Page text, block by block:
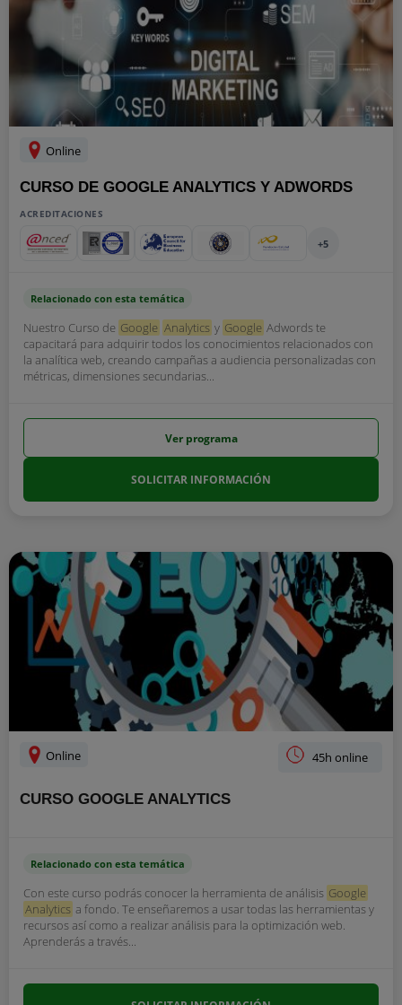
Online
CURSO DE GOOGLE ANALYTICS Y ADWORDS
ACREDITACIONES
+5
Relacionado con esta temática
Nuestro Curso de Google Analytics y Google Adwords te
capacitará para adquirir todos los conocimientos relacionados con
la analítica web, creando campañas a audiencia personalizadas con
métricas, dimensiones secundarias...
Ver programa
SOLICITAR INFORMACIÓN
Online 45h online
CURSO GOOGLE ANALYTICS
Relacionado con esta temática
Con este curso podrás conocer la herramienta de análisis Google
Analytics a fondo. Te enseñaremos a usar todas las herramientas y
recursos así como a realizar análisis para la optimización web.
Aprenderás a través...